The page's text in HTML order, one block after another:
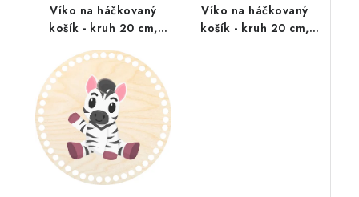
Víko na háčkovaný
košík - kruh 20 cm,
Víko na háčkovaný
košík - kruh 20 cm,